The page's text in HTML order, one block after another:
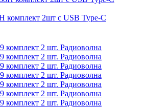
комплект 2шт с USB Type-C